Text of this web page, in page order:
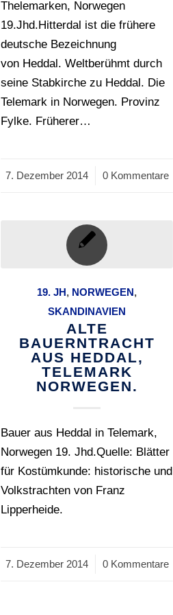
Thelemarken, Norwegen
19.Jhd.Hitterdal ist die frühere
deutsche Bezeichnung
von Heddal. Weltberühmt durch
seine Stabkirche zu Heddal. Die
Telemark in Norwegen. Provinz
Fylke. Früherer…
7. Dezember 2014
/ 0 Kommentare
19. JH, NORWEGEN,
SKANDINAVIEN
ALTE
BAUERNTRACHT
AUS HEDDAL,
TELEMARK
NORWEGEN.
Bauer aus Heddal in Telemark,
Norwegen 19. Jhd.Quelle: Blätter
für Kostümkunde: historische und
Volkstrachten von Franz
Lipperheide.
7. Dezember 2014
/ 0 Kommentare